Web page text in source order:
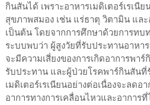
กินสันได้ เพราะอาหารเมดิเตอร์เรเนี
สุขภาพสมอง เช่น แร่ธาตุ วิตามิน แล
เป็นต้น โดยจากการศึกษาด้วยการทบ
ระบบพบว่า ผู้สูงวัยที่รับประทานอาหาร
จะมีความเสี่ยงของการเกิดอาการพา
รับประทาน และผู้ป่วยโรคพาร์กินสันที่
เมดิเตอร์เรเนียนอย่างต่อเนื่องจะลด
อาการทางการเคลื่อนไหวและอาการ